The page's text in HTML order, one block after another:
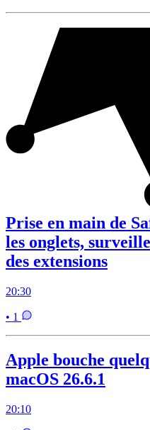
Prise en main de
les onglets,
des extensions
20:30
• 1
Apple bouche
macOS 26.6.1
20:10